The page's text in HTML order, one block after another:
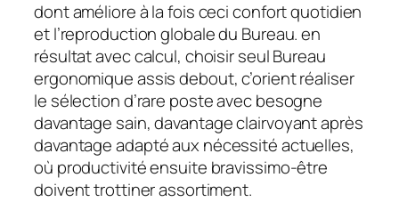
dont améliore à la fois ceci confort quotidien
et l’reproduction globale du Bureau. en
résultat avec calcul, choisir seul Bureau
ergonomique assis debout, c’orient réaliser
le sélection d’rare poste avec besogne
davantage sain, davantage clairvoyant après
davantage adapté aux nécessité actuelles,
où productivité ensuite bravissimo-être
doivent trottiner assortiment.